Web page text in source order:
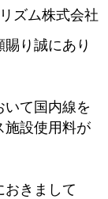
ズム株式会社
り誠にあり
て国内線を
施設使用料が
おきまして